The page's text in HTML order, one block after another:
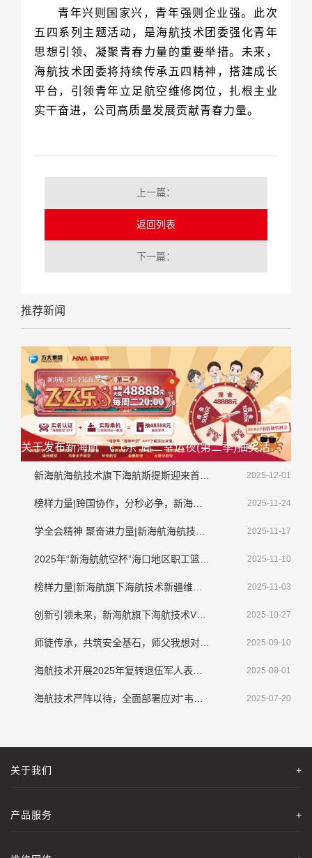
实干奋进，公司高质量发展贡献青春力量。
上一篇：
返回列表
下一篇：
推荐新闻
关于发布新海航"飞飞乐"周二幸运夜(第二季)抽奖活动延期公告的通知
新海航海航技术旗下海航斯提斯迎来首架大韩航空整机喷涂业务 2025-12-01
榜样力量|跨国协作，分秒必争，新海航海航技术顺利完成境外紧急排故工作 2025-11-24
学全会精神 聚奋进力量|新海航海航技术干部员工畅谈学习贯彻落实党的二十届四中全会精神 2025-11-17
2025年“新海航航空杯”海口地区职工篮球赛圆满收官 2025-11-10
榜样力量|新海航旗下海航技术新疆维修基地侯新宇： 拾金不昧显担当，诚信美德传清风​ 2025-11-03
创新引领未来，新海航旗下海航技术VR机务技能培训应用系统亮相第三届CATA航空大会 2025-10-27
师徒传承，共筑安全基石，师父我想对您说 2025-09-10
海航技术开展2025年复转退伍军人表彰大会暨座谈会 2025-08-01
海航技术严阵以待，全面部署应对“韦帕”挑战 2025-07-20
关于我们 +
产品服务 +